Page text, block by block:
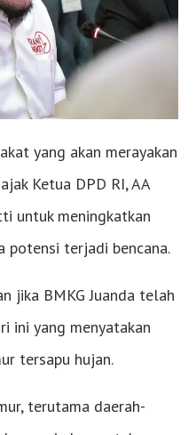
yang akan merayakan
Ketua DPD RI, AA
untuk meningkatkan
potensi terjadi bencana.
jika BMKG Juanda telah
ini yang menyatakan
tersapu hujan.
terutama daerah-